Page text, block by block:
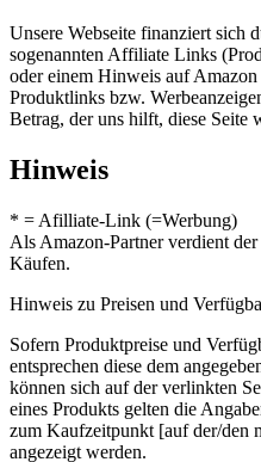
Unsere Webseite finanziert sich
sogenannten Affiliate Links
oder einem Hinweis auf
Produktlinks bzw.
Betrag, der uns hilft, diese Seite
Hinweis
* = Afilliate-Link (=Werbung)
Als Amazon-Partner verdient
Käufen.
Hinweis zu Preisen und
Sofern Produktpreise und
entsprechen diese dem
können sich auf der verlinkten
eines Produkts gelten die
zum Kaufzeitpunkt [auf der/den
angezeigt werden.